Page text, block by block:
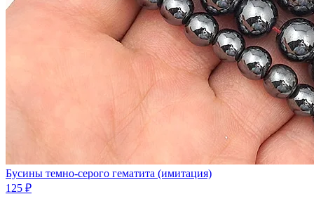
Бусины темно-серого гематита (имитация)
125 ₽